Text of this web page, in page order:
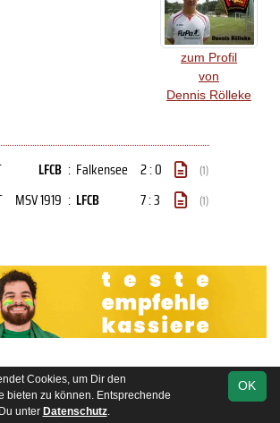
zum Profil
von
Dennis Rölleke
LFCB : Falkensee 2 : 0 (1)
MSV 1919 : LFCB 7 : 3 (1)
soccero.de
© 2006 - 2026
OK
Cookies, um Dir den
bieten zu können. Entsprechende
unter Datenschutz.